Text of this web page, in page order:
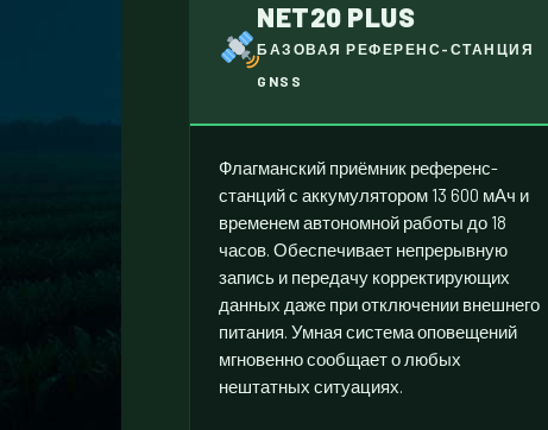
NET20 PLUS
БАЗОВАЯ РЕФЕРЕНС-СТАНЦИЯ
GNSS
Флагманский приёмник референс-
станций с аккумулятором 13 600 мАч и
временем автономной работы до 18
часов. Обеспечивает непрерывную
запись и передачу корректирующих
данных даже при отключении внешнего
питания. Умная система оповещений
мгновенно сообщает о любых
нештатных ситуациях.